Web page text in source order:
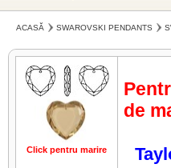
ACASĂ SWAROVSKI PENDANTS
Click pentru marire Click pentru
de